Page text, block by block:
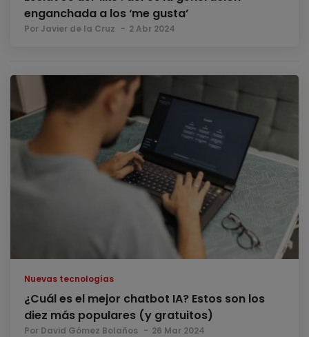
enganchada a los ‘me gusta’
Por Javier de la Cruz 2 Abr 2024
Nuevas tecnologías
¿Cuál es el mejor chatbot IA? Estos son los
diez más populares (y gratuitos)
Por David Gómez Bolaños 26 Mar 2024